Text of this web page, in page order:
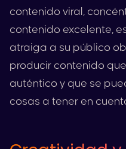
contenido viral,
contenido excelente,
atraiga a su público
producir contenido
auténtico y que se
cosas a tener en